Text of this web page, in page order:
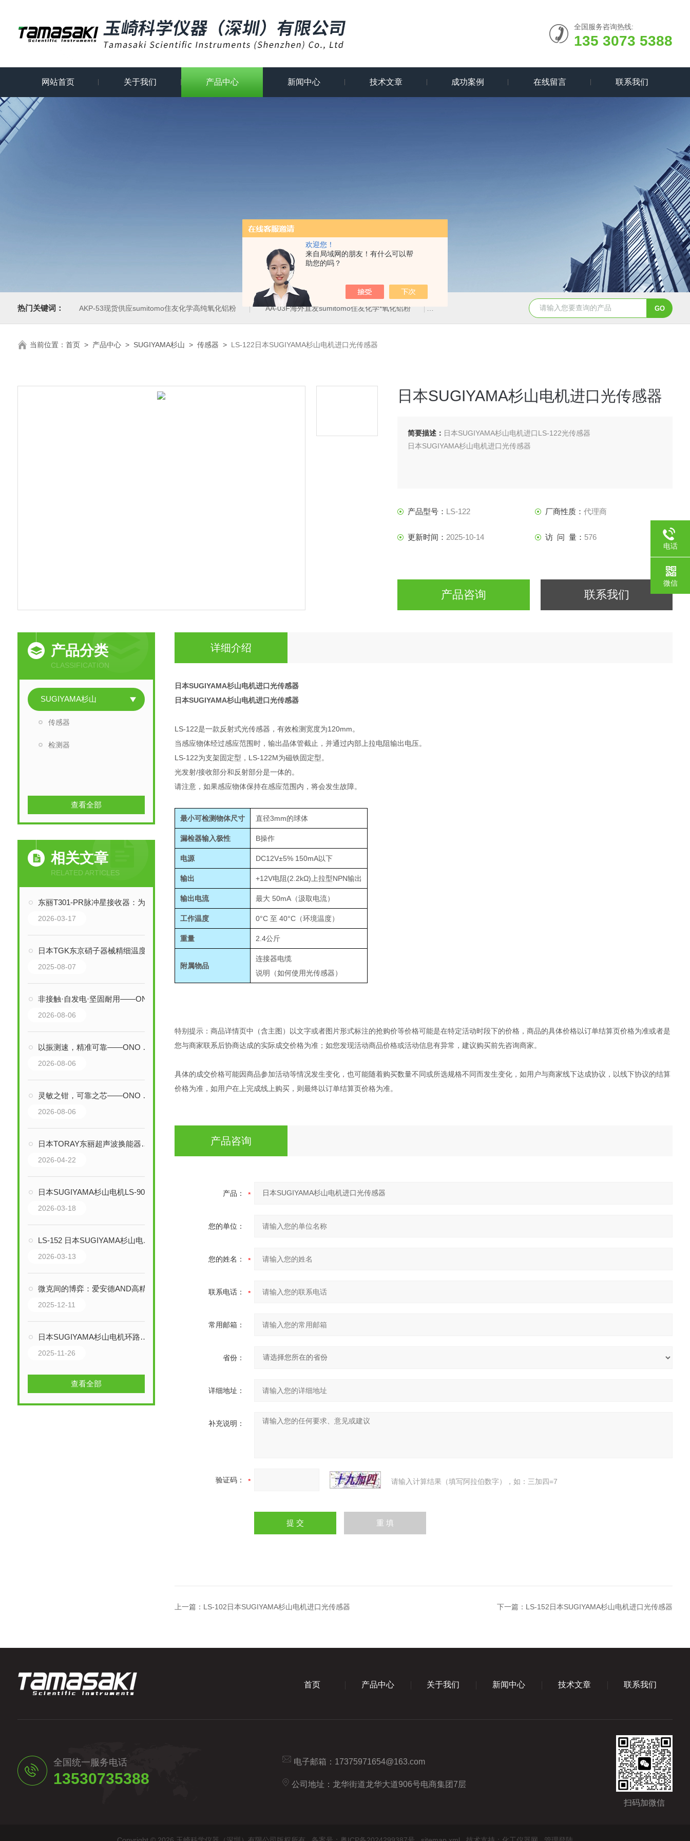
欢迎您！
来自局域网的朋友！有什么可以帮
助您的吗？
全国服务咨询热线:
135 3073 5388
网站首页 关于我们 产品中心 新闻中心 技术文章 成功案例 在线留言 联系我们
热门关键词： AKP-53现货供应sumitomo住友化学高纯氧化铝粉 AA-03F海外直发sumitomo住友化学*氧化铝粉 AA-2日本进口sumitomo住友化学*氧化铝粉 AA-07工业级精品
当前位置： 首页> 产品中心> SUGIYAMA杉山 > 传感器 > LS-122日本SUGIYAMA杉山电机进口光传感器
日本SUGIYAMA杉山电机进口光传感器
简要描述： 日本SUGIYAMA杉山电机进口LS-122光传感器
日本SUGIYAMA杉山电机进口光传感器
产品型号： LS-122 厂商性质：代理商
更新时间： 2025-10-14 访 问 量： 576
产品咨询 联系我们
产品分类
CLASSIFICATION
SUGIYAMA杉山
传感器
检测器
查看全部
相关文章
RELATED ARTICLES
东丽T301-PR脉冲星接收器：为高频超声检测重塑微型化信号处理核心
2026-03-17
日本TGK东京硝子器械精细温度控制器传感器的工作原理是什么
2025-08-07
非接触·自发电·坚固耐用——ONO SOKKI小野测器MP-9100电磁式转速传感器
2026-08-06
以振测速，精准可靠——ONO SOKKI小野测器VP-201/VP-202发动机振动传感器
2026-08-06
灵敏之钳，可靠之芯——ONO SOKKI小野测器IP-3100发动机转速传感器技术解析
2026-08-06
日本TORAY东丽超声波换能器传感器技术解析
2026-04-22
日本SUGIYAMA杉山电机LS-90W环路传感器技术解析：工业守护者
2026-03-18
LS-152 日本SUGIYAMA杉山电机光传感器——冲压自动化中的精密检测专家
2026-03-13
微克间的博弈：爱安德AND高精度称重传感器技术解析
2025-12-11
日本SUGIYAMA杉山电机环路传感器：精密度与可靠性的融合
2025-11-26
查看全部
详细介绍
日本SUGIYAMA杉山电机进口光传感器
日本SUGIYAMA杉山电机进口光传感器
LS-122是一款反射式光传感器，有效检测宽度为120mm。
当感应物体经过感应范围时，输出晶体管截止，并通过内部上拉电阻输出电压。
LS-122为支架固定型，LS-122M为磁铁固定型。
光发射/接收部分和反射部分是一体的。
请注意，如果感应物体保持在感应范围内，将会发生故障。
最小可检测物体尺寸 直径3mm的球体
漏检器输入极性 B操作
电源 DC12V±5% 150mA以下
输出 +12V电阻(2.2kΩ)上拉型NPN输出
输出电流 最大 50mA（汲取电流）
工作温度 0°C 至 40°C（环境温度）
重量 2.4公斤
附属物品
连接器电缆
说明（如何使用光传感器）
特别提示：商品详情页中（含主图）以文字或者图片形式标注的抢购价等价格可能是在特定活动时段下的价格，商品的具体价格以订单结算页价格为准或者是
您与商家联系后协商达成的实际成交价格为准；如您发现活动商品价格或活动信息有异常，建议购买前先咨询商家。
具体的成交价格可能因商品参加活动等情况发生变化，也可能随着购买数量不同或所选规格不同而发生变化，如用户与商家线下达成协议，以线下协议的结算
价格为准，如用户在上完成线上购买，则最终以订单结算页价格为准。
产品咨询
产品：
您的单位：
您的姓名：
联系电话：
常用邮箱：
省份：
详细地址：
补充说明：
验证码： 请输入计算结果（填写阿拉伯数字），如：三加四=7
上一篇： LS-102日本SUGIYAMA杉山电机进口光传感器 下一篇： LS-152日本SUGIYAMA杉山电机进口光传感器
首页 产品中心 关于我们 新闻中心 技术文章 联系我们
全国统一服务电话
13530735388
电子邮箱： 17375971654@163.com
公司地址：龙华街道龙华大道906号电商集团7层
扫码加微信
电话
微信